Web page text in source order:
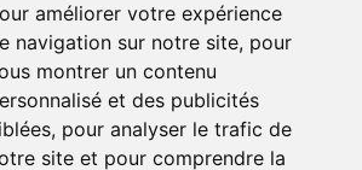
améliorer votre expérience
navigation sur notre site, pour
montrer un contenu
et des publicités
pour analyser le trafic de
site et pour comprendre la
d’enlèvement
Retrait dans la pharmacie
Retrait en casiers extérieurs